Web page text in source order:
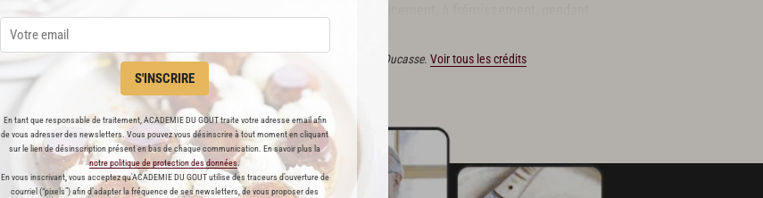
S'INSCRIRE
En tant que responsable de traitement, ACADEMIE DU GOUT traite votre adresse email afin
de vous adresser des newsletters. Vous pouvez vous désinscrire à tout moment en cliquant
sur le lien de désinscription présent en bas de chaque communication. En savoir plus la
notre politique de protection des données.
En vous inscrivant, vous acceptez qu'ACADEMIE DU GOUT utilise des traceurs d’ouverture de
courriel (“pixels”) afin d’adapter la fréquence de ses newsletters, de vous proposer des
Versez le vin jaune, couvrez le sautoir, puis laissez étuver doucement, à frémissement, pendant
12 min. Si les champignons sèchent trop vite, ajoutez quelques cuillerées d’eau.
Cette recette est issue du livre "Nature Volume 2" publié aux Éditions Alain Ducasse. Voir tous les crédits
Cette recette est réservée aux abonnés Premium